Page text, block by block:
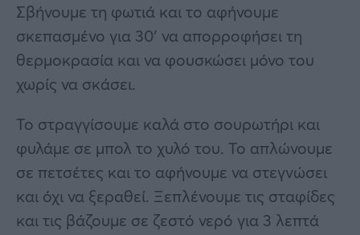
Σβήνουμε τη φωτιά και το αφήνουμε
σκεπασμένο για 30′ να απορροφήσει τη
θερμοκρασία και να φουσκώσει μόνο του
χωρίς να σκάσει.
Το στραγγίσουμε καλά στο σουρωτήρι και
φυλάμε σε μπολ το χυλό του. Το απλώνουμε
σε πετσέτες και το αφήνουμε να στεγνώσει
και όχι να ξεραθεί. Ξεπλένουμε τις σταφίδες
και τις βάζουμε σε ζεστό νερό για 3 λεπτά